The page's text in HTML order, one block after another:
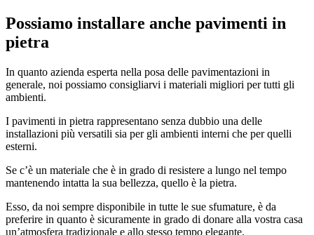
Possiamo installare anche pavimenti in
pietra
In quanto azienda esperta nella posa delle pavimentazioni in
generale, noi possiamo consigliarvi i materiali migliori per tutti gli
ambienti.
I pavimenti in pietra rappresentano senza dubbio una delle
installazioni più versatili sia per gli ambienti interni che per quelli
esterni.
Se c’è un materiale che è in grado di resistere a lungo nel tempo
mantenendo intatta la sua bellezza, quello è la pietra.
Esso, da noi sempre disponibile in tutte le sue sfumature, è da
preferire in quanto è sicuramente in grado di donare alla vostra casa
un’atmosfera tradizionale e allo stesso tempo elegante.